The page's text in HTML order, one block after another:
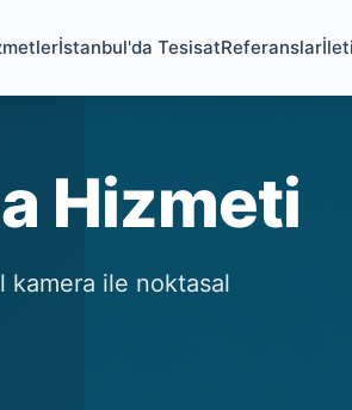
İstanbul'da TesisatReferanslar
Hizmeti
kamera ile noktasal